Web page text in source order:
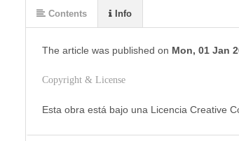
The article was published on Mon, 01 Jan
Copyright & License
Esta obra está bajo una Licencia Creative
Contents Info